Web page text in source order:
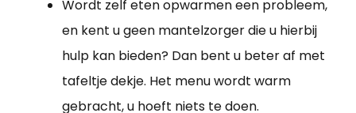
Wordt zelf eten opwarmen een probleem,
en kent u geen mantelzorger die u hierbij
hulp kan bieden? Dan bent u beter af met
tafeltje dekje. Het menu wordt warm
gebracht, u hoeft niets te doen.